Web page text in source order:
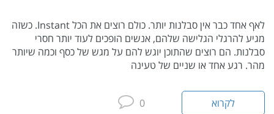
לאף אחד כבר אין סבלנות יותר. כולם רוצים את הכל Instant. כשזה
מגיע להרגלי הגלישה שלהם, אנשים הופכים לעוד יותר חסרי
סבלנות. הם רוצים שהתוכן יוגש להם על מגש של כסף וכמה שיותר
מהר. רגע אחד או שניים של טעינה
לקרוא 0